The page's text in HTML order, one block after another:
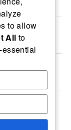
future
post-
dei tifosi
dei
e condizioni
to allow
All to